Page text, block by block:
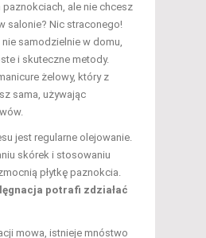
paznokciach, ale nie chcesz
salonie? Nic straconego!
samodzielnie w domu,
i skuteczne metody.
żelowy, który z
sama, używając
jest regularne olejowanie.
skórek i stosowaniu
płytkę paznokcia.
potrafi zdziałać
mowa, istnieje mnóstwo